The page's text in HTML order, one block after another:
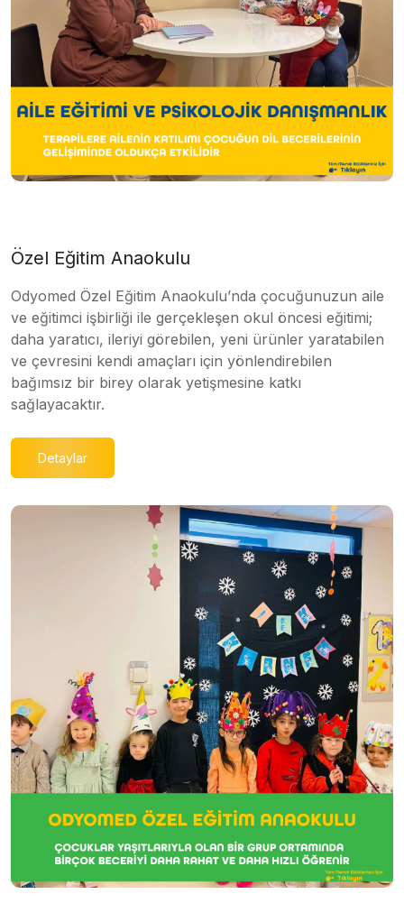
Özel Eğitim Anaokulu
Odyomed Özel Eğitim Anaokulu’nda çocuğunuzun aile
ve eğitimci işbirliği ile gerçekleşen okul öncesi eğitimi;
daha yaratıcı, ileriyi görebilen, yeni ürünler yaratabilen
ve çevresini kendi amaçları için yönlendirebilen
bağımsız bir birey olarak yetişmesine katkı
sağlayacaktır.
Detaylar